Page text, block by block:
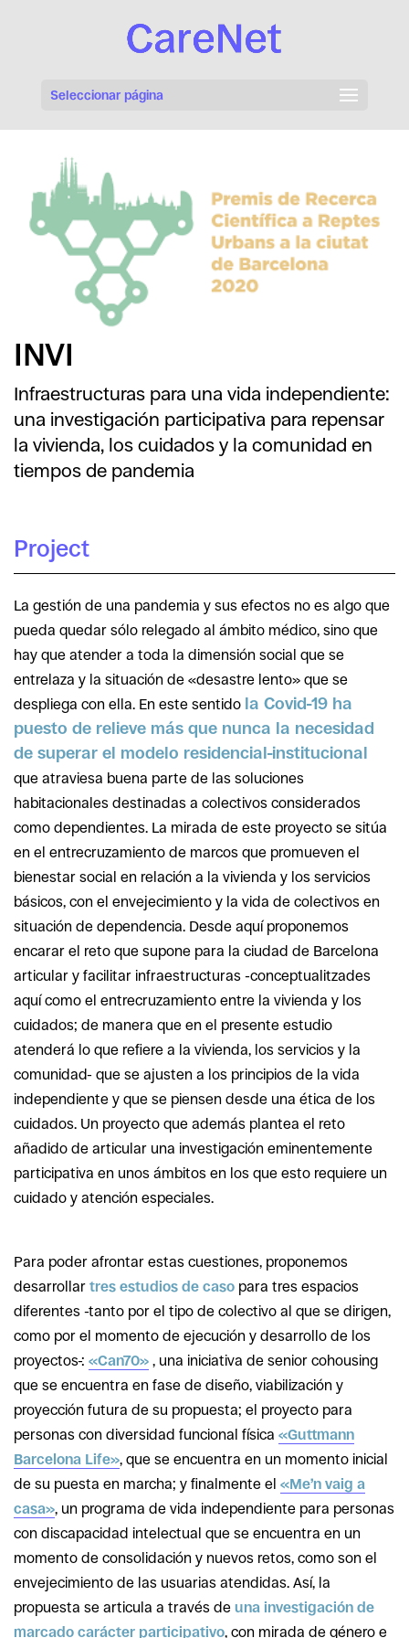
Seleccionar página
INVI
Infraestructuras para una vida independiente:
una investigación participativa para repensar
la vivienda, los cuidados y la comunidad en
tiempos de pandemia
Project
La gestión de una pandemia y sus efectos no es algo que
pueda quedar sólo relegado al ámbito médico, sino que
hay que atender a toda la dimensión social que se
entrelaza y la situación de «desastre lento» que se
despliega con ella. En este sentido la Covid-19 ha
puesto de relieve más que nunca la necesidad
de superar el modelo residencial-institucional
que atraviesa buena parte de las soluciones
habitacionales destinadas a colectivos considerados
como dependientes. La mirada de este proyecto se sitúa
en el entrecruzamiento de marcos que promueven el
bienestar social en relación a la vivienda y los servicios
básicos, con el envejecimiento y la vida de colectivos en
situación de dependencia. Desde aquí proponemos
encarar el reto que supone para la ciudad de Barcelona
articular y facilitar infraestructuras -conceptualitzades
aquí como el entrecruzamiento entre la vivienda y los
cuidados; de manera que en el presente estudio
atenderá lo que refiere a la vivienda, los servicios y la
comunidad- que se ajusten a los principios de la vida
independiente y que se piensen desde una ética de los
cuidados. Un proyecto que además plantea el reto
añadido de articular una investigación eminentemente
participativa en unos ámbitos en los que esto requiere un
cuidado y atención especiales.
Para poder afrontar estas cuestiones, proponemos
desarrollar tres estudios de caso para tres espacios
diferentes -tanto por el tipo de colectivo al que se dirigen,
como por el momento de ejecución y desarrollo de los
proyectos-: «Can70» , una iniciativa de senior cohousing
que se encuentra en fase de diseño, viabilización y
proyección futura de su propuesta; el proyecto para
personas con diversidad funcional física «Guttmann
Barcelona Life», que se encuentra en un momento inicial
de su puesta en marcha; y finalmente el «Me’n vaig a
casa», un programa de vida independiente para personas
con discapacidad intelectual que se encuentra en un
momento de consolidación y nuevos retos, como son el
envejecimiento de las usuarias atendidas. Así, la
propuesta se articula a través de una investigación de
marcado carácter participativo, con mirada de género e